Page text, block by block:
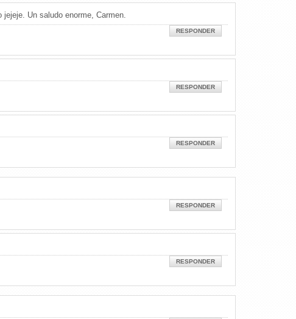
Un saludo enorme, Carmen.
RESPONDER
RESPONDER
RESPONDER
RESPONDER
RESPONDER